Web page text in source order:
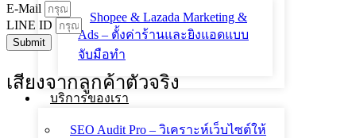
Shopee & Lazada Marketing &
Ads – ตั้งค่าร้านและยิงแอดแบบ
จับมือทำ
บริการของเรา
SEO Audit Pro – วิเคราะห์เว็บไซต์ให้
E-Mail
LINE ID
Submit
เสียงจากลูกค้าตัวจริง